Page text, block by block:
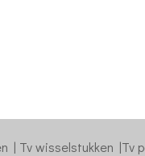
| Tv wisselstukken |Tv